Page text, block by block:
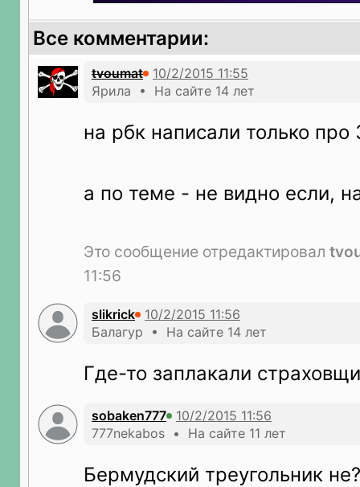
Все комментарии:
tvoumat
Ярила • На сайте 14 лет
на рбк написали только про
а по теме - не видно если,
Это сообщение отредактировал
11:56
slikrick
Балагур • На сайте 14 лет
Где-то заплакали
sobaken777
777nekabos • На сайте 11 лет
Бермудский треугольник не?